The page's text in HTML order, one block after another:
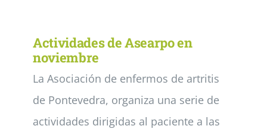
Noticias
Colabora
Asóciate
Actividades de Asearpo en
noviembre
La Asociación de enfermos de artritis
de Pontevedra, organiza una serie de
actividades dirigidas al paciente a las